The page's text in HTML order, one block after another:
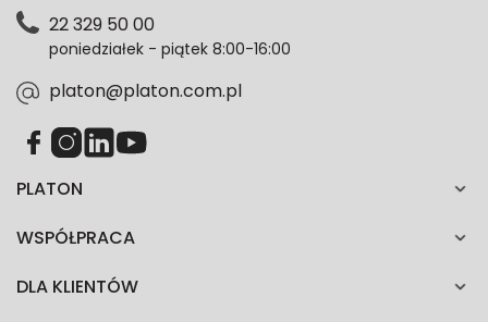
każdym czasie. Wycofanie zgody nie wpłynie na
zgodność z prawem przetwarzania dokonanego przed
PLATON
WSPÓŁPRACA
DLA KLIENTÓW
22 329 50 00
poniedziałek - piątek 8:00-16:00
platon@platon.com.pl